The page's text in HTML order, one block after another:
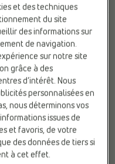
PLATES
et des techniques
du site
des informations sur
de navigation.
sur notre site
grâce à des
d’intérêt. Nous
personnalisées en
nous déterminons vos
issues de
et favoris, de votre
des données de tiers si
à cet effet.